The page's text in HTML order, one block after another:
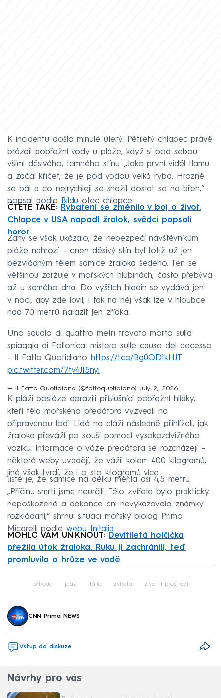
K incidentu došlo minulé úterý. Pětiletý chlapec právě
brázdil pobřežní vody u pláže, když si pod sebou
všiml děsivého, temného stínu. „Jako první viděl tlamu
a začal křičet, že je pod vodou velká ryba. Hrozně
se bál a co nejrychleji se snažil dostat se na břeh,“
popsal podle
Bildu otec chlapce.
ČTĚTE TAKÉ:
Rybaření se změnilo v boj o život.
Chlapce v USA napadl žralok, svědci popsali
horor
Záhy se však ukázalo, že nebezpečí návštěvníkům
pláže nehrozí – onen děsivý stín byl totiž už jen
bezvládným tělem samice žraloka šedého. Ten se
většinou zdržuje v mořských hlubinách, často přebývá
až u samého dna. Do vyšších hladin se vydává jen
v noci, aby zde lovil, i tak na něj však lze v hloubce
nad 70 metrů narazit jen zřídka.
Uno squalo di quattro metri trovato morto sulla
spiaggia di Follonica: mistero sulle cause del decesso
- Il Fatto Quotidiano https://t.co/Bg0OD1kHJT
pic.twitter.com/7ty4J15nyi
— Il Fatto Quotidiano (@fattoquotidiano) July 2, 2026
K pláži posléze dorazili příslušníci pobřežní hlídky,
kteří tělo mořského predátora vyzvedli na
připravenou loď. Lidé na pláži následně přihlíželi, jak
žraloka převáží po souši pomocí vysokozdvižného
vozíku. Informace o váze predátora se rozcházejí –
některé weby uvádějí, že vážil kolem 400 kilogramů,
jiné však tvrdí, že i o sto kilogramů více.
Jisté je, že samice na délku měřila asi 4,5 metru.
„Příčinu smrti jsme neurčili. Tělo zvířete bylo prakticky
nepoškozené a dokonce ani nevykazovalo známky
rozkládání,“ shrnul situaci mořský biolog Primo
Micarelli podle webu Initalia.
MOHLO VÁM UNIKNOUT:
Devítiletá holčička
přežila útok žraloka. Ruku jí zachránili, teď
promluvila o hrůze ve vodě
příroda pláž Itálie zvířata životní prostředí
CNN Prima NEWS
Vstup do diskuze
Návrhy pro vás